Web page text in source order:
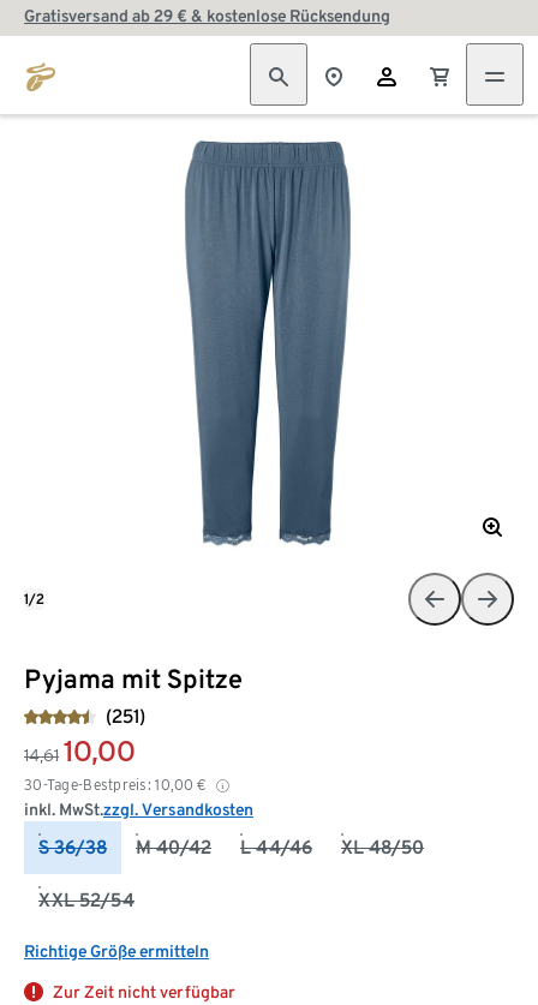
Gratisversand ab 29 € & kostenlose Rücksendung
Pyjama mit Spitze
(251)
14,61 10,00
30-Tage-Bestpreis: 10,00 €
inkl. MwSt.zzgl. Versandkosten
S 36/38 M 40/42 L 44/46 XL 48/50
XXL 52/54
Richtige Größe ermitteln
Zur Zeit nicht verfügbar
1/2